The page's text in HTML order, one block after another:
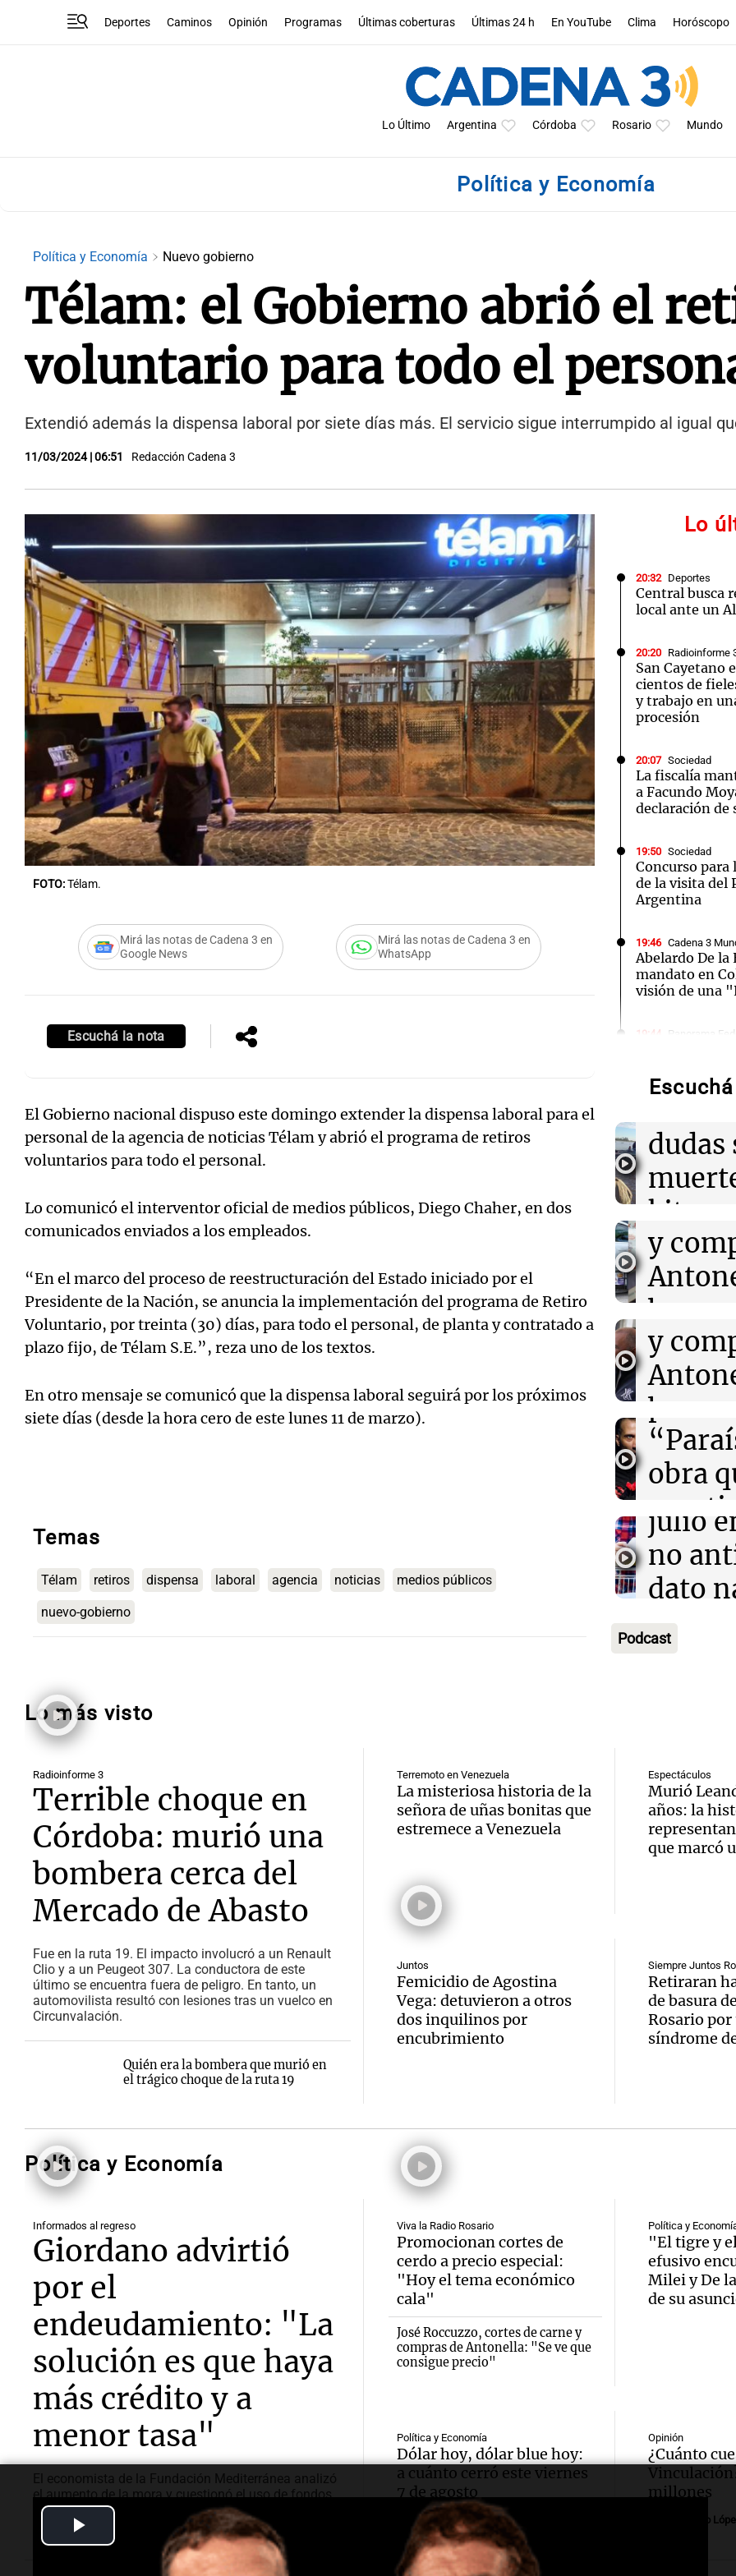
Deportes Caminos Opinión Programas Últimas coberturas Últimas 24 h En YouTube Clima Horóscopo
Lo Último Argentina Córdoba Rosario Mundo
Política y Economía
Política y Economía Nuevo gobierno
Télam: el Gobierno abrió el
voluntario para todo el
Extendió además la dispensa laboral por siete días más. El servicio sigue interrumpido al igual
11/03/2024 | 06:51 Redacción Cadena 3
FOTO:Télam.
Mirá las notas de Cadena 3 en
Google News
Mirá las notas de Cadena 3 en
WhatsApp
Escuchá la nota
El Gobierno nacional dispuso este domingo extender la dispensa laboral para el
personal de la agencia de noticias Télam y abrió el programa de retiros
voluntarios para todo el personal.
Lo comunicó el interventor oficial de medios públicos, Diego Chaher, en dos
comunicados enviados a los empleados.
“En el marco del proceso de reestructuración del Estado iniciado por el
Presidente de la Nación, se anuncia la implementación del programa de Retiro
Voluntario, por treinta (30) días, para todo el personal, de planta y contratado a
plazo fijo, de Télam S.E.”, reza uno de los textos.
En otro mensaje se comunicó que la dispensa laboral seguirá por los próximos
siete días (desde la hora cero de este lunes 11 de marzo).
Temas
Télam retiros dispensa laboral agencia noticias medios públicos
nuevo-gobierno
Lo
20:32 Deportes
Central busca
local ante un
20:20 Radioinforme
San Cayetano
cientos de
y trabajo en
procesión
20:07 Sociedad
La fiscalía
a Facundo
declaración de
19:50 Sociedad
Concurso
de la visita del
Argentina
19:46 Cadena 3
Abelardo De la
mandato en
visión de una
19:44 Panorama
en Santa Fe
Inflación: por
en CABA no
nacional
El juez
"ficción
causa AFA a
sociales antes
puede afectar
escolar
Audio.
pasó al
dudas
Santa
Noticias
Episodios
Audio.
cortes
y
Ahora país
Episodios
Audio.
cortes
y
Viva la
Episodios
Audio.
obra
Amamos
Episodios
Audio.
qué el
julio
no
dato
según
Audio.
"La
Episodios
Audio.
cortes
ante
de
Viva la
Episodios
Audio.
Viva la
Episodios
en
Audio.
Panorama
Episodios
Audio.
Audio.
Viva la Radio
Episodios
Audio.
y el
Audio.
Podcast
Lo más visto
Radioinforme 3
Terrible choque en
Córdoba: murió una
bombera cerca del
Mercado de Abasto
Fue en la ruta 19. El impacto involucró a un Renault
Clio y a un Peugeot 307. La conductora de este
último se encuentra fuera de peligro. En tanto, un
automovilista resultó con lesiones tras un vuelco en
Circunvalación.
Quién era la bombera que murió en
el trágico choque de la ruta 19
Terremoto en Venezuela
La misteriosa historia de la
señora de uñas bonitas que
estremece a Venezuela
Espectáculos
Murió
años: la
que marcó
Juntos
Femicidio de Agostina
Vega: detuvieron a otros
dos inquilinos por
encubrimiento
Siempre Juntos
Retiraran
de basura
Rosario por
síndrome
Política y Economía
Informados al regreso
Giordano advirtió
por el
endeudamiento: "La
solución es que haya
más crédito y a
menor tasa"
El economista de la Fundación Mediterránea analizó
el aumento de la mora y cuestionó el uso de fondos
públicos para asistir a deudores.
Viva la Radio Rosario
Promocionan cortes de
cerdo a precio especial:
"Hoy el tema económico
cala"
José Roccuzzo, cortes de carne y
compras de Antonella: "Se ve que
consigue precio"
Política y
"El tigre y
efusivo
Milei y De
de su
Política y Economía
Dólar hoy, dólar blue hoy:
a cuánto cerró este viernes
7 de agosto
Opinión
¿Cuánto
millones
Guillermo
Notas
Editorial
Notas Notas Notas
Cadena 3